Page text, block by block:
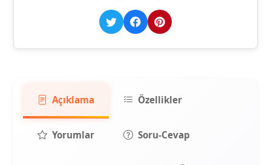
Açıklama Özellikler
Yorumlar Soru-Cevap